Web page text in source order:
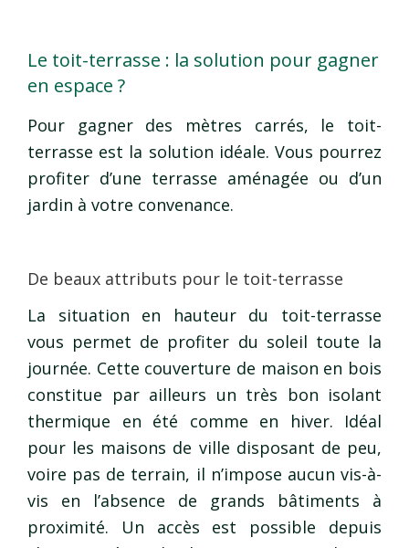
Le toit-terrasse : la solution pour gagner
en espace ?
Pour gagner des mètres carrés, le toit-
terrasse est la solution idéale. Vous pourrez
profiter d’une terrasse aménagée ou d’un
jardin à votre convenance.
De beaux attributs pour le toit-terrasse
La situation en hauteur du toit-terrasse
vous permet de profiter du soleil toute la
journée. Cette couverture de maison en bois
constitue par ailleurs un très bon isolant
thermique en été comme en hiver. Idéal
pour les maisons de ville disposant de peu,
voire pas de terrain, il n’impose aucun vis-à-
vis en l’absence de grands bâtiments à
proximité. Un accès est possible depuis